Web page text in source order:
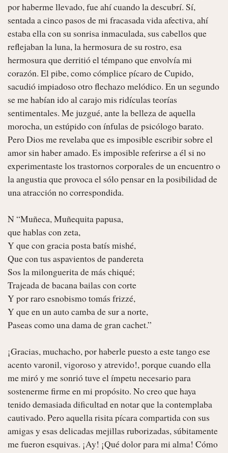
por haberme llevado, fue ahí cuando la descubrí. Sí,
sentada a cinco pasos de mi fracasada vida afectiva, ahí
estaba ella con su sonrisa inmaculada, sus cabellos que
reflejaban la luna, la hermosura de su rostro, esa
hermosura que derritió el témpano que envolvía mi
corazón. El pibe, como cómplice pícaro de Cupido,
sacudió impiadoso otro flechazo melódico. En un segundo
se me habían ido al carajo mis ridículas teorías
sentimentales. Me juzgué, ante la belleza de aquella
morocha, un estúpido con ínfulas de psicólogo barato.
Pero Dios me revelaba que es imposible escribir sobre el
amor sin haber amado. Es imposible referirse a él si no
experimentaste los trastornos corporales de un encuentro o
la angustia que provoca el sólo pensar en la posibilidad de
una atracción no correspondida.
N “Muñeca, Muñequita papusa,
que hablas con zeta,
Y que con gracia posta batís mishé,
Que con tus aspavientos de pandereta
Sos la milonguerita de más chiqué;
Trajeada de bacana bailas con corte
Y por raro esnobismo tomás frizzé,
Y que en un auto camba de sur a norte,
Paseas como una dama de gran cachet.”
¡Gracias, muchacho, por haberle puesto a este tango ese
acento varonil, vigoroso y atrevido!, porque cuando ella
me miró y me sonrió tuve el ímpetu necesario para
sostenerme firme en mi propósito. No creo que haya
tenido demasiada dificultad en notar que la contemplaba
cautivado. Pero aquella risita pícara compartida con sus
amigas y esas delicadas mejillas ruborizadas, súbitamente
me fueron esquivas. ¡Ay! ¡Qué dolor para mi alma! Cómo